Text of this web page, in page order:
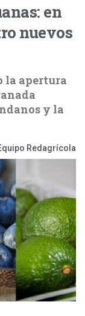
en
nuevos
la apertura
y la
Redagrícola